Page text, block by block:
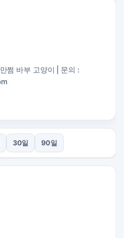
쩜 바부 고양이 | 문의 :
30일 90일